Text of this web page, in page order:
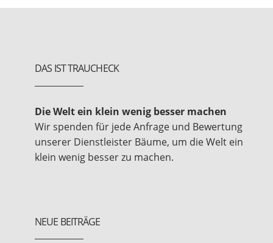
DAS IST TRAUCHECK
Die Welt ein klein wenig besser machen
Wir spenden für jede Anfrage und Bewertung
unserer Dienstleister Bäume, um die Welt ein
klein wenig besser zu machen.
NEUE BEITRÄGE